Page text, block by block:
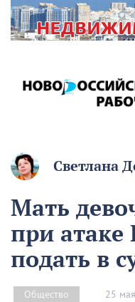
Светлана
Мать
при
подать в
Общество 25 мая